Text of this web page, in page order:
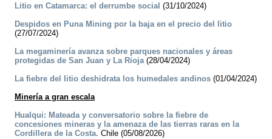
Litio en Catamarca: el derrumbe social (31/10/2024)
Despidos en Puna Mining por la baja en el precio del litio
(27/07/2024)
La megaminería avanza sobre parques nacionales y áreas
protegidas de San Juan y La Rioja(28/04/2024)
La fiebre del litio deshidrata los humedales andinos (01/04/2024)
Minería a gran escala
Hualqui: Mateada y conversatorio sobre la fiebre de
concesiones mineras y la amenaza de las tierras raras en la
Cordillera de la Costa. Chile (05/08/2026)